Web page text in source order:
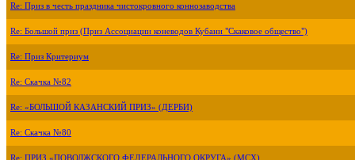
Re: Приз в честь праздника чистокровного коннозаводства
Re: Большой приз (Приз Ассоциации коневодов Кубани "Скаковое общество")
Re: Приз Критериум
Re: Скачка №82
Re: «БОЛЬШОЙ КАЗАНСКИЙ ПРИЗ» (ДЕРБИ)
Re: Скачка №80
Re: ПРИЗ «ПОВОЛЖСКОГО ФЕДЕРАЛЬНОГО ОКРУГА» (МСХ)